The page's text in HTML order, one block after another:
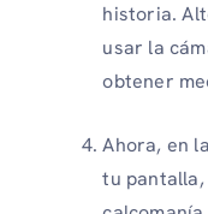
historia.
usar la
obtener
Ahora, en
tu